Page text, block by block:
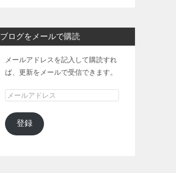
ブログをメールで購読
メールアドレスを記入して購読すれ
ば、更新をメールで受信できます。
メ
ル
ア
登録